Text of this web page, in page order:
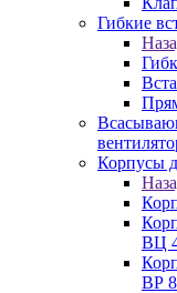
Гибкие
Корпусы
ВЦ
ВР